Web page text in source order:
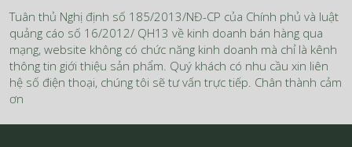
Tuân thủ Nghị định số 185/2013/NĐ-CP của Chính phủ và luật
quảng cáo số 16/2012/ QH13 về kinh doanh bán hàng qua
mạng, website không có chức năng kinh doanh mà chỉ là kênh
thông tin giới thiệu sản phẩm. Quý khách có nhu cầu xin liên
hệ số điện thoại, chúng tôi sẽ tư vấn trực tiếp. Chân thành cảm
ơn